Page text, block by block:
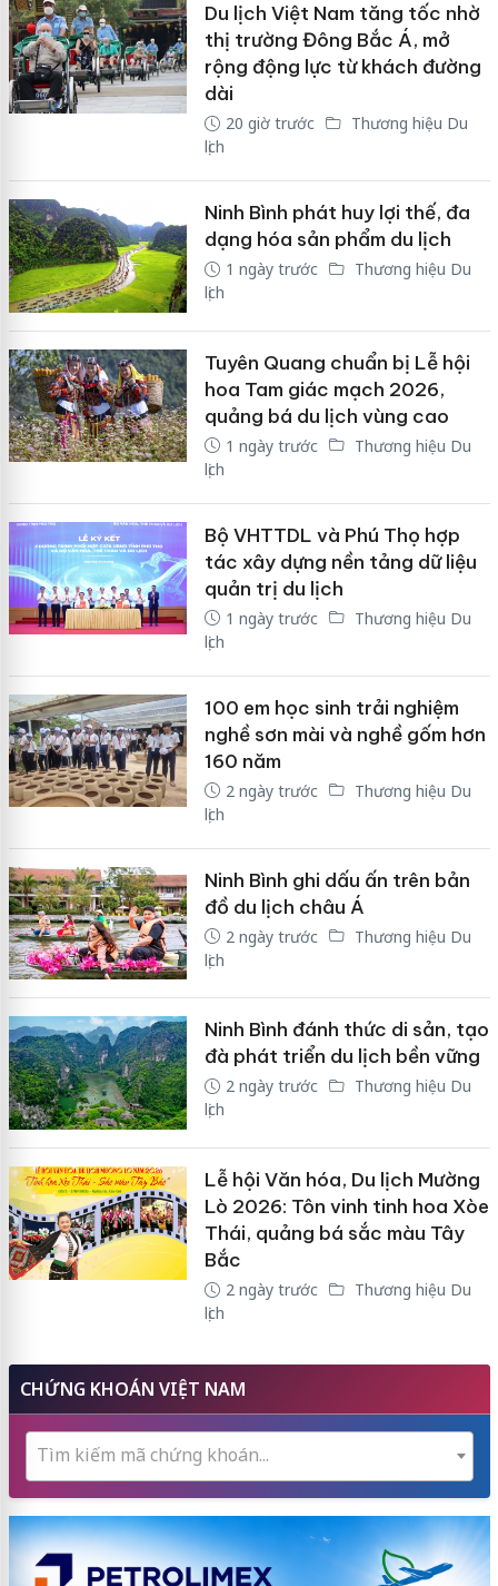
Du lịch Việt Nam tăng tốc nhờ
thị trường Đông Bắc Á, mở
rộng động lực từ khách đường
dài
20 giờ trước
Thương hiệu Du
lịch
Ninh Bình phát huy lợi thế, đa
dạng hóa sản phẩm du lịch
1 ngày trước
Thương hiệu Du
lịch
Tuyên Quang chuẩn bị Lễ hội
hoa Tam giác mạch 2026,
quảng bá du lịch vùng cao
1 ngày trước
Thương hiệu Du
lịch
Bộ VHTTDL và Phú Thọ hợp
tác xây dựng nền tảng dữ liệu
quản trị du lịch
1 ngày trước
Thương hiệu Du
lịch
100 em học sinh trải nghiệm
nghề sơn mài và nghề gốm hơn
160 năm
2 ngày trước
Thương hiệu Du
lịch
Ninh Bình ghi dấu ấn trên bản
đồ du lịch châu Á
2 ngày trước
Thương hiệu Du
lịch
Ninh Bình đánh thức di sản, tạo
đà phát triển du lịch bền vững
2 ngày trước
Thương hiệu Du
lịch
Lễ hội Văn hóa, Du lịch Mường
Lò 2026: Tôn vinh tinh hoa Xòe
Thái, quảng bá sắc màu Tây
Bắc
2 ngày trước
Thương hiệu Du
lịch
CHỨNG KHOÁN VIỆT NAM
Tìm kiếm mã chứng khoán...